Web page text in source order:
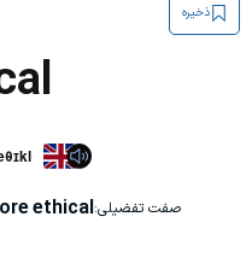
ذخیره
صفت تفضیلی:ethical